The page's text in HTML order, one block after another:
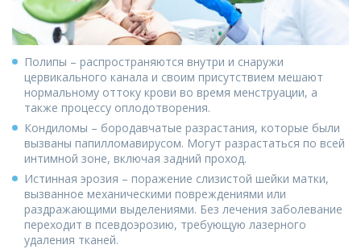
Полипы – распространяются внутри и снаружи
цервикального канала и своим присутствием мешают
нормальному оттоку крови во время менструации, а
также процессу оплодотворения.
Кондиломы – бородавчатые разрастания, которые были
вызваны папилломавирусом. Могут разрастаться по всей
интимной зоне, включая задний проход.
Истинная эрозия – поражение слизистой шейки матки,
вызванное механическими повреждениями или
раздражающими выделениями. Без лечения заболевание
переходит в псевдоэрозию, требующую лазерного
удаления тканей.